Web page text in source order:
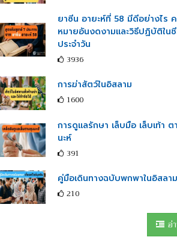
ยาซีน อายะห์ที่ 58 มีดีอย่างไร
หมายอันงดงามและวิธีปฏิบัติใน
ประจำวัน
3936
การฆ่าสัตว์ในอิสลาม
1600
การดูแลรักษา เล็บมือ เล็บเท้า ต
นะห์
391
คู่มือเดินทางฉบับพกพาในอิสลาม
210
อ่